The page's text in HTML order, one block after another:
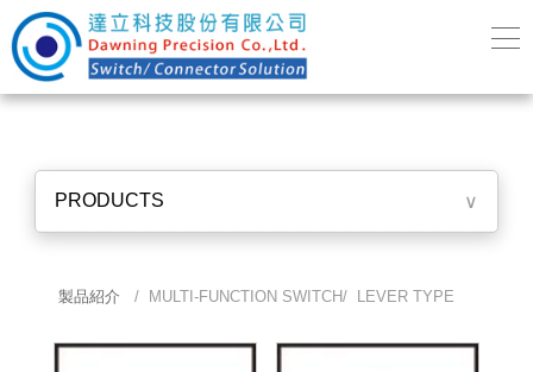
PRODUCTS ∨
製品紹介 / MULTI-FUNCTION SWITCH/ LEVER TYPE